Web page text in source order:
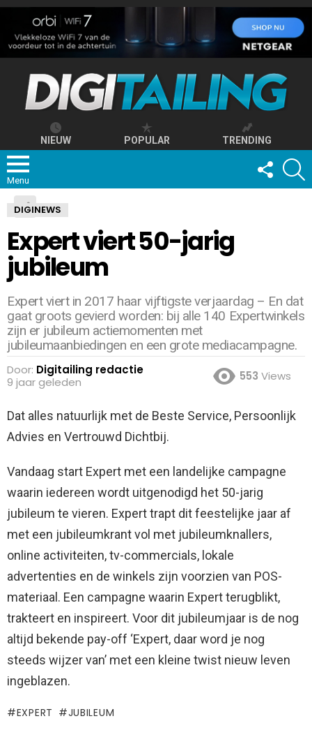
NIEUW POPULAR TRENDING
Menu
FOLLOW
US
DIGINEWS
Expert viert 50-jarig
jubileum
Expert viert in 2017 haar vijftigste verjaardag – En dat
gaat groots gevierd worden: bij alle 140 Expertwinkels
zijn er jubileum actiemomenten met
jubileumaanbiedingen en een grote mediacampagne.
Door: Digitailing redactie
9 jaar geleden
553 Views
Dat alles natuurlijk met de Beste Service, Persoonlijk
Advies en Vertrouwd Dichtbij.
Vandaag start Expert met een landelijke campagne
waarin iedereen wordt uitgenodigd het 50-jarig
jubileum te vieren. Expert trapt dit feestelijke jaar af
met een jubileumkrant vol met jubileumknallers,
online activiteiten, tv-commercials, lokale
advertenties en de winkels zijn voorzien van POS-
materiaal. Een campagne waarin Expert terugblikt,
trakteert en inspireert. Voor dit jubileumjaar is de nog
altijd bekende pay-off ‘Expert, daar word je nog
steeds wijzer van’ met een kleine twist nieuw leven
ingeblazen.
EXPERT JUBILEUM